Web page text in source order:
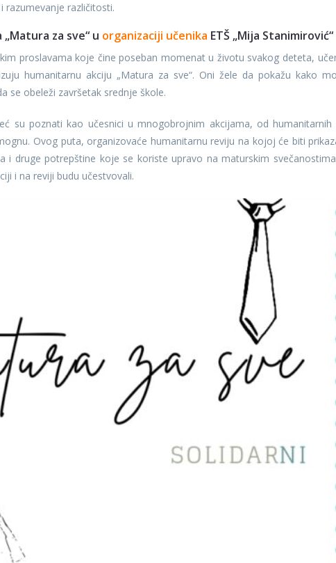
različitosti.
za sve“ u organizaciji učenika ETŠ „Mija Stanimirović“
proslavama koje čine poseban momenat u životu svakog deteta,
humanitarnu akciju „Matura za sve“. Oni žele da pokažu kako
se obeleži završetak srednje škole.
su poznati kao učesnici u mnogobrojnim akcijama, od humanitarnih
Ovog puta, organizovaće humanitarnu reviju na kojoj će biti
i druge potrepštine koje se koriste upravo na maturskim
i na reviji budu učestvovali.